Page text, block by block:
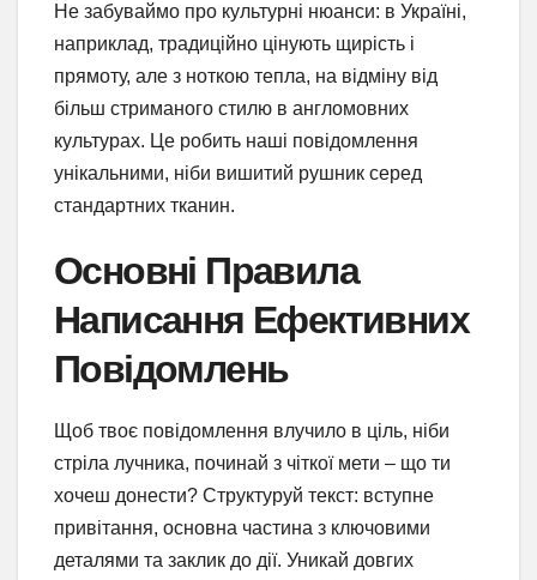
Не забуваймо про культурні нюанси: в Україні,
наприклад, традиційно цінують щирість і
прямоту, але з ноткою тепла, на відміну від
більш стриманого стилю в англомовних
культурах. Це робить наші повідомлення
унікальними, ніби вишитий рушник серед
стандартних тканин.
Основні Правила
Написання Ефективних
Повідомлень
Щоб твоє повідомлення влучило в ціль, ніби
стріла лучника, починай з чіткої мети – що ти
хочеш донести? Структуруй текст: вступне
привітання, основна частина з ключовими
деталями та заклик до дії. Уникай довгих